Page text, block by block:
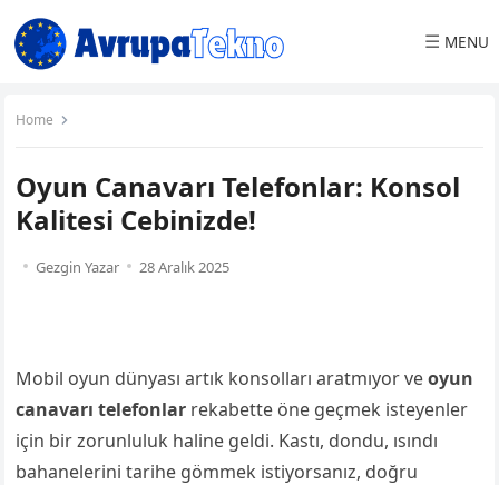
☰ MENU
Home
Oyun Canavarı Telefonlar: Konsol
Kalitesi Cebinizde!
Gezgin Yazar 28 Aralık 2025
Mobil oyun dünyası artık konsolları aratmıyor veoyun
canavarı telefonlar rekabette öne geçmek isteyenler
için bir zorunluluk haline geldi. Kastı, dondu, ısındı
bahanelerini tarihe gömmek istiyorsanız, doğru